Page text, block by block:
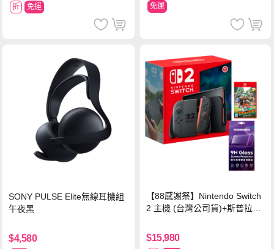
折 免運 免運
SONY PULSE Elite無線耳機組
午夜黑
$4,580
【88感謝祭】Nintendo Switch
2 主機 (台灣公司貨)+斯普拉遁
$15,980